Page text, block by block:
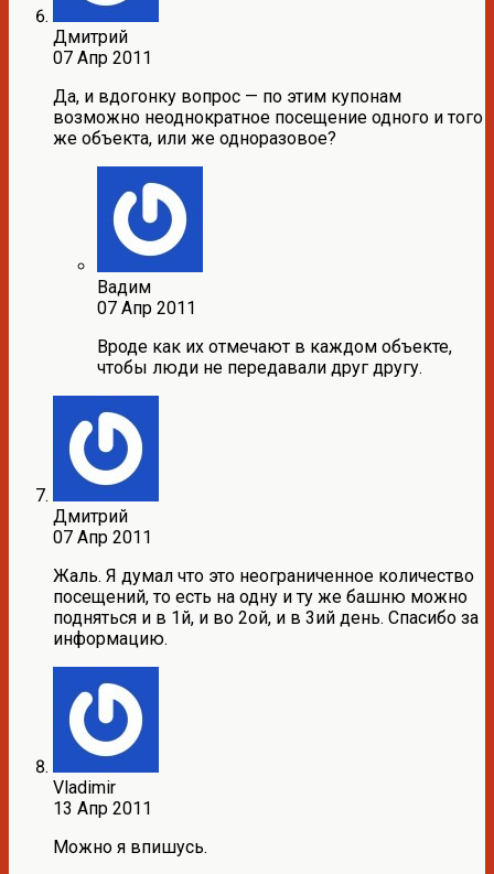
Дмитрий
07 Апр 2011
Да, и вдогонку вопрос — по этим купонам
возможно неоднократное посещение одного и того
же объекта, или же одноразовое?
Вадим
07 Апр 2011
Вроде как их отмечают в каждом объекте,
чтобы люди не передавали друг другу.
Дмитрий
07 Апр 2011
Жаль. Я думал что это неограниченное количество
посещений, то есть на одну и ту же башню можно
подняться и в 1й, и во 2ой, и в 3ий день. Спасибо за
информацию.
Vladimir
13 Апр 2011
Можно я впишусь.